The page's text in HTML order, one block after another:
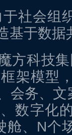
社会组
基于数
方科技
架模型
会务、
数字化
舱、N个